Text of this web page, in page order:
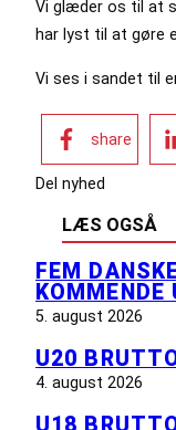
Vi glæder os til at
har lyst til at gøre
Vi ses i sandet til
share
Del nyhed
LÆS OGSÅ
FEM
KOMMENDE
5. august 2026
U20
4. august 2026